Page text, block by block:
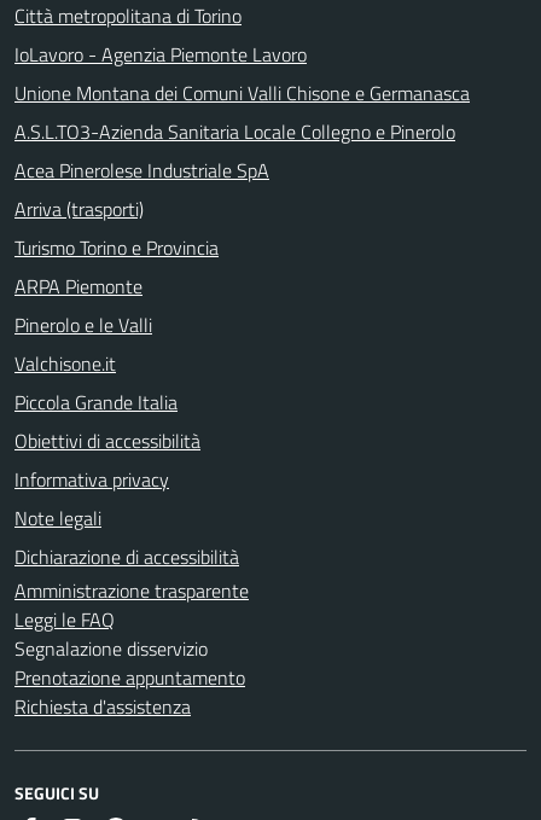
Città metropolitana di Torino
IoLavoro - Agenzia Piemonte Lavoro
Unione Montana dei Comuni Valli Chisone e Germanasca
A.S.L.TO3-Azienda Sanitaria Locale Collegno e Pinerolo
Acea Pinerolese Industriale SpA
Arriva (trasporti)
Turismo Torino e Provincia
ARPA Piemonte
Pinerolo e le Valli
Valchisone.it
Piccola Grande Italia
Obiettivi di accessibilità
Informativa privacy
Note legali
Dichiarazione di accessibilità
Amministrazione trasparente
Leggi le FAQ
Segnalazione disservizio
Prenotazione appuntamento
Richiesta d'assistenza
SEGUICI SU